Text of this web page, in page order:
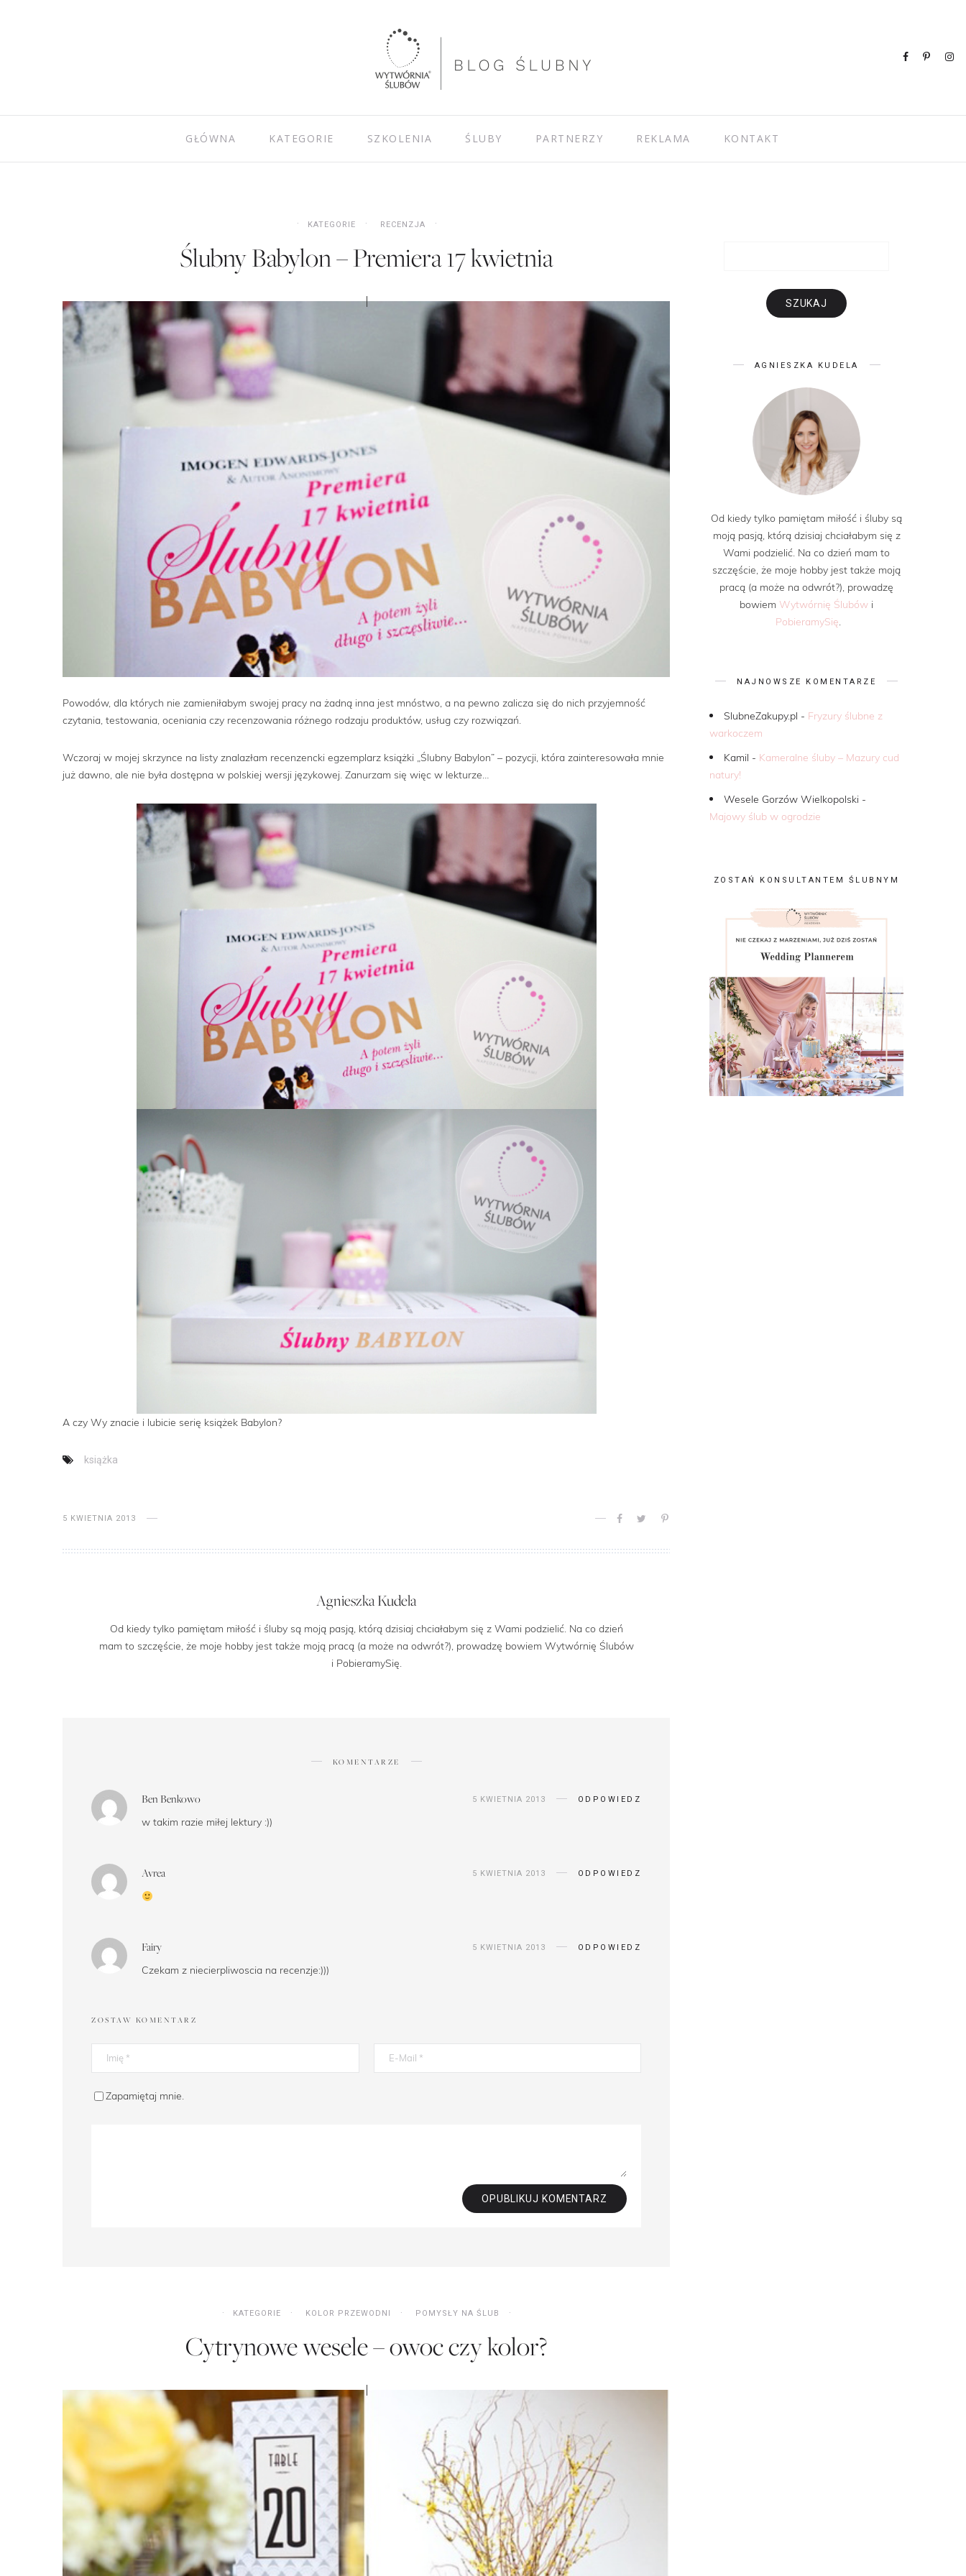
GŁÓWNA KATEGORIE SZKOLENIA ŚLUBY PARTNERZY REKLAMA KONTAKT
KATEGORIE RECENZJA
Ślubny Babylon – Premiera 17 kwietnia
Powodów, dla których nie zamieniłabym swojej pracy na żadną inna jest mnóstwo, a na pewno zalicza się do nich przyjemność
czytania, testowania, oceniania czy recenzowania różnego rodzaju produktów, usług czy rozwiązań.
Wczoraj w mojej skrzynce na listy znalazłam recenzencki egzemplarz książki „Ślubny Babylon” – pozycji, która zainteresowała mnie
już dawno, ale nie była dostępna w polskiej wersji językowej. Zanurzam się więc w lekturze…
A czy Wy znacie i lubicie serię książek Babylon?
książka
5 KWIETNIA 2013
Agnieszka Kudela
Od kiedy tylko pamiętam miłość i śluby są moją pasją, którą dzisiaj chciałabym się z Wami podzielić. Na co dzień
mam to szczęście, że moje hobby jest także moją pracą (a może na odwrót?), prowadzę bowiem Wytwórnię Ślubów
i PobieramySię.
KOMENTARZE
Ben Benkowo 5 KWIETNIA 2013 ODPOWIEDZ
w takim razie miłej lektury :))
Avrea 5 KWIETNIA 2013 ODPOWIEDZ
Fairy 5 KWIETNIA 2013 ODPOWIEDZ
Czekam z niecierpliwoscia na recenzje:)))
ZOSTAW KOMENTARZ
Zapamiętaj mnie.
KATEGORIE KOLOR PRZEWODNI POMYSŁY NA ŚLUB
Cytrynowe wesele – owoc czy kolor?
AGNIESZKA KUDELA
Od kiedy tylko pamiętam miłość i śluby są
moją pasją, którą dzisiaj chciałabym się z
Wami podzielić. Na co dzień mam to
szczęście, że moje hobby jest także moją
pracą (a może na odwrót?), prowadzę
bowiem Wytwórnię Ślubów i
PobieramySię
NAJNOWSZE KOMENTARZE
SlubneZakupy.pl - Fryzury ślubne z
warkoczem
Kamil - Kameralne śluby – Mazury cud
natury!
Wesele Gorzów Wielkopolski -
Majowy ślub w ogrodzie
ZOSTAŃ KONSULTANTEM ŚLUBNYM